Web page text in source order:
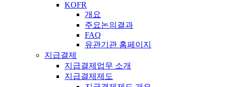
KOFR
개요
주요논의결과
FAQ
유관기관 홈페이지
지급결제
지급결제업무 소개
지급결제제도